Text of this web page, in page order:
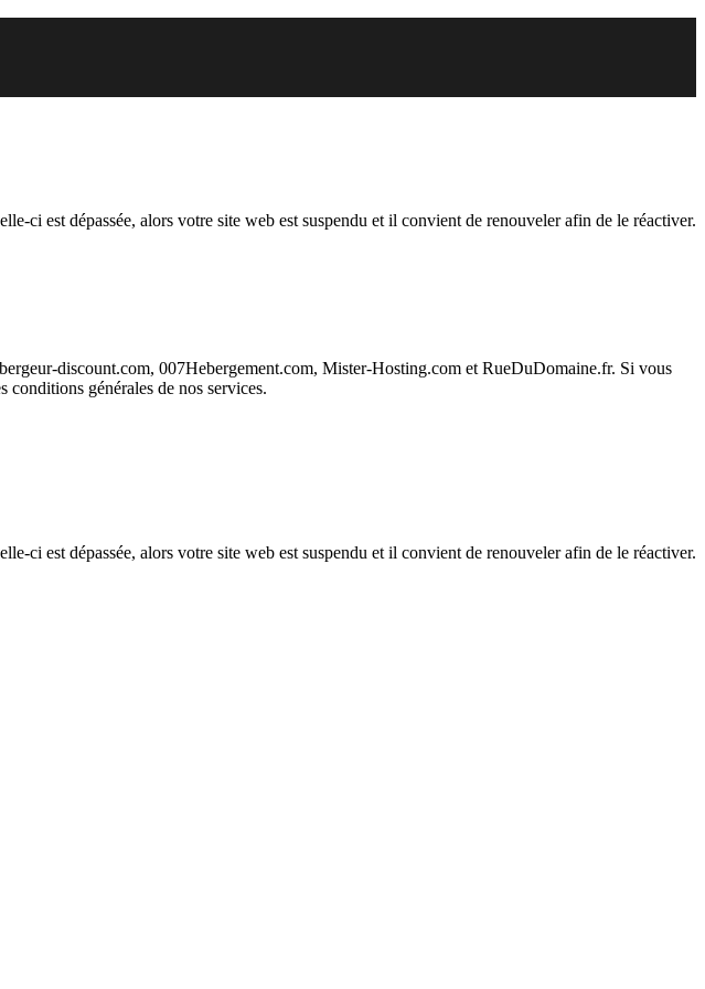
ci est dépassée, alors votre site web est suspendu et il convient de renouveler afin de le réactiver.
discount.com, 007Hebergement.com, Mister-Hosting.com et RueDuDomaine.fr. Si vous
conditions générales de nos services.
ci est dépassée, alors votre site web est suspendu et il convient de renouveler afin de le réactiver.